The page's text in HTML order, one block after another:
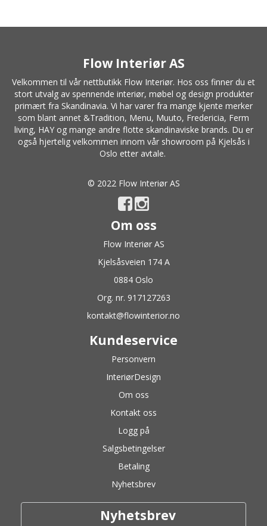
Flow Interiør AS
Velkommen til vår nettbutikk Flow Interiør. Hos oss finner du et
stort utvalg av spennende interiør, møbel og design produkter
primært fra Skandinavia. Vi har varer fra mange kjente merker
som blant annet &Tradition, Menu, Muuto, Fredericia, Ferm
living, HAYog mange andre flotte skandinaviske brands. Du er
også hjertelig velkommen innom vår showroom på Kjelsås i
Oslo etter avtale.
© 2022 Flow Interiør AS
Om oss
Flow Interiør AS
Kjelsåsveien 174 A
0884 Oslo
Org. nr. 917127263
kontakt@flowinterior.no
Kundeservice
Personvern
InteriørDesign
Om oss
Kontakt oss
Logg på
Salgsbetingelser
Betaling
Nyhetsbrev
Nyhetsbrev